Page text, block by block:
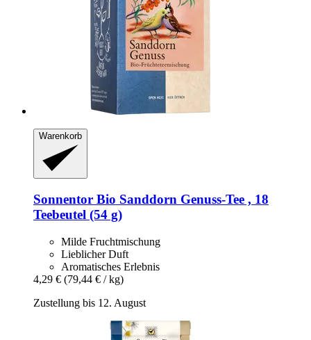
Warenkorb
Sonnentor Bio Sanddorn Genuss-​Tee , 18
Teebeutel (54 g)
Milde Fruchtmischung
Lieblicher Duft
Aromatisches Erlebnis
4,29 € (79,44 € / kg)
Zustellung bis 12. August